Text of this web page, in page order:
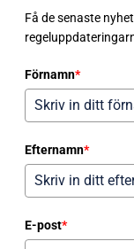
Få de senaste
Förnamn*
Efternamn*
E-post*